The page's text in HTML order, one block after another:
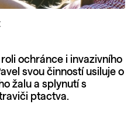
ochránce i invazivního
svou činností usiluje o
žalu a splynutí s
ptactva.